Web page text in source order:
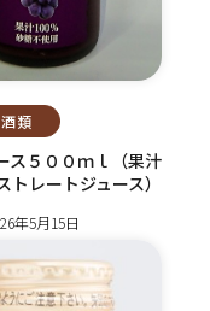
類
ス５００ｍｌ（果汁
トレートジュース）
年5月15日